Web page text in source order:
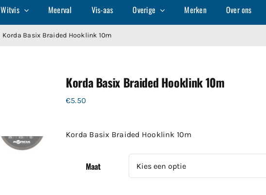
Witvis Meerval Vis-aas Overige Merken Over ons
Korda Basix Braided Hooklink 10m
Korda Basix Braided Hooklink 10m
€5.50
Korda Basix Braided Hooklink 10m
Maat